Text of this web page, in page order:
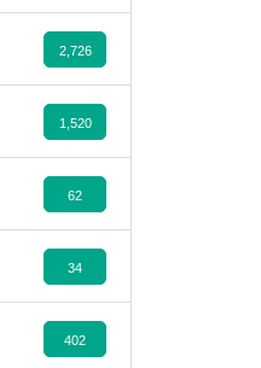
2,726
1,520
62
34
402